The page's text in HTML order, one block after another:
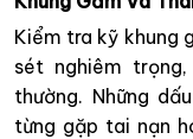
Kiểm tra kỹ khung
sét nghiêm
thường. Những
từng gặp tai nạn